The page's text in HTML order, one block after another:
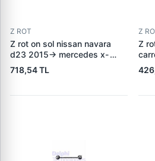
Z ROT
Z rot on sol nissan navara
d23 2015-> mercedes x-
class 2017-> 4703202200
54668-4kh0a 54668-5xa0a
718,54 TL
Z
Z
3.8